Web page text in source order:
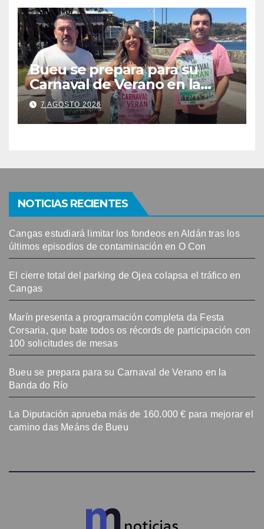
solicitudes de mesas
Bueu se prepara para su
Carnaval de Verano en la
Banda do Río
7 AGOSTO 2026
NOTICIAS RECIENTES
Cangas estudiará limitar los fondeos en Aldán tras los
últimos episodios de contaminación en O Con
El cierre total del parking de Ojea colapsa el tráfico en
Cangas
Marín presenta a programación completa da Festa
Corsaria, que bate todos os récords de participación con
100 solicitudes de mesas
Bueu se prepara para su Carnaval de Verano en la
Banda do Río
La Diputación aprueba más de 160.000 € para mejorar el
camino das Meáns de Bueu